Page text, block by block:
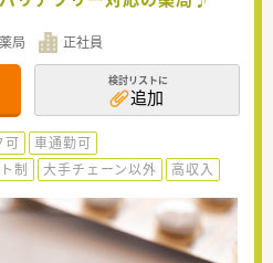
局 正社員
検討リストに
追加
可
車通勤可
制 大手チェーン以外 高収入